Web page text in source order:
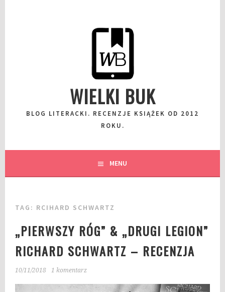
WIELKI BUK
BLOG LITERACKI. RECENZJE KSIĄŻEK OD 2012
ROKU.
MENU
TAG: RCIHARD SCHWARTZ
„PIERWSZY RÓG” & „DRUGI LEGION”
RICHARD SCHWARTZ – RECENZJA
10/11/2018 1 komentarz